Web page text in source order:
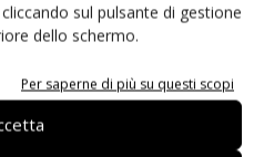
sul pulsante di gestione
dello schermo.
Per saperne di più su questi scopi
3